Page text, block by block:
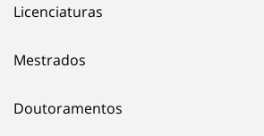
Licenciaturas
Mestrados
Doutoramentos